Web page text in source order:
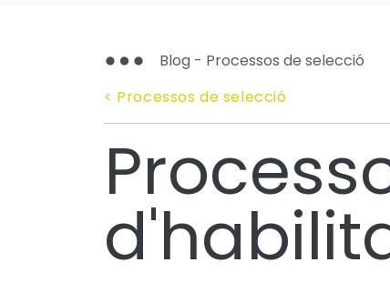
Blog - Processos de selecció
< Processos de selecció